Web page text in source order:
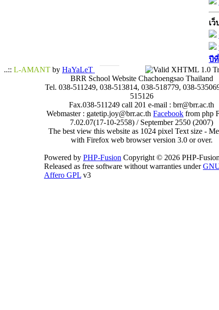
เว็
ปี
..:: L-AMANT by HaYaLeT
BRR School Website Chachoengsao Thailand
Tel. 038-511249, 038-513814, 038-518779, 038-
515126
Fax.038-511249 call 201 e-mail : brr@brr.ac.th
Webmaster : gatetip.joy@brr.ac.thFacebook from php
7.02.07(17-10-2558) / September 2550 (2007)
The best view this website as 1024 pixel Text size -
with Firefox web browser version 3.0 or over.
Powered by PHP-Fusion Copyright © 2026 PHP-
Released as free software without warranties under
Affero GPL v3